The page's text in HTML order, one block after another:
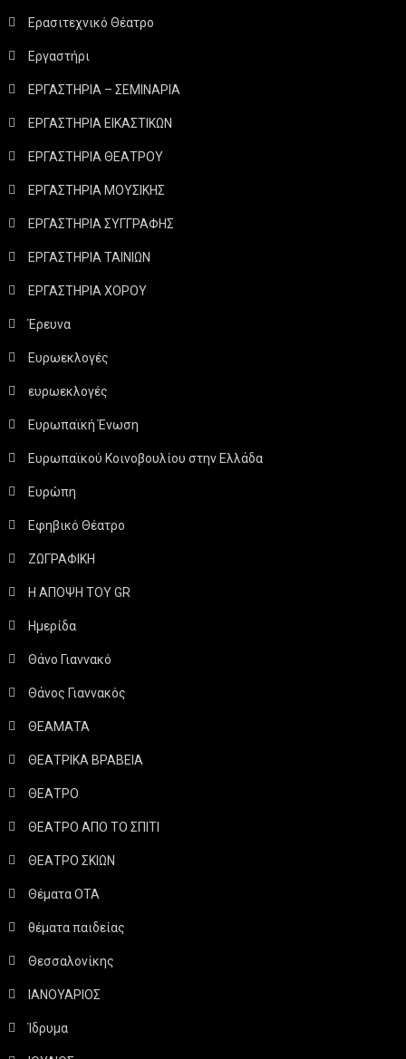
Ερασιτεχνικό Θέατρο
Εργαστήρι
ΕΡΓΑΣΤΗΡΙΑ – ΣΕΜΙΝΑΡΙΑ
ΕΡΓΑΣΤΗΡΙΑ ΕΙΚΑΣΤΙΚΩΝ
ΕΡΓΑΣΤΗΡΙΑ ΘΕΑΤΡΟΥ
ΕΡΓΑΣΤΗΡΙΑ ΜΟΥΣΙΚΗΣ
ΕΡΓΑΣΤΗΡΙΑ ΣΥΓΓΡΑΦΗΣ
ΕΡΓΑΣΤΗΡΙΑ ΤΑΙΝΙΩΝ
ΕΡΓΑΣΤΗΡΙΑ ΧΟΡΟΥ
Έρευνα
Ευρωεκλογές
ευρωεκλογές
Ευρωπαϊκή Ένωση
Ευρωπαϊκού Κοινοβουλίου στην Ελλάδα
Ευρώπη
Εφηβικό Θέατρο
ΖΩΓΡΑΦΙΚΗ
Η ΑΠΟΨΗ ΤΟΥ GR
Ημερίδα
Θάνο Γιαννακό
Θάνος Γιαννακός
ΘΕΑΜΑΤΑ
ΘΕΑΤΡΙΚΑ ΒΡΑΒΕΙΑ
ΘΕΑΤΡΟ
ΘΕΑΤΡΟ ΑΠΟ ΤΟ ΣΠΙΤΙ
ΘΕΑΤΡΟ ΣΚΙΩΝ
Θέματα ΟΤΑ
θέματα παιδείας
Θεσσαλονίκης
ΙΑΝΟΥΑΡΙΟΣ
Ίδρυμα